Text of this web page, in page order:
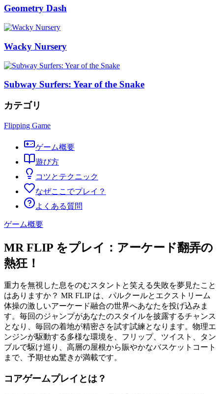
Geometry Dash
Wacky Nursery
Subway Surfers: Year of the Snake
カテゴリ
Flipping Game
ゲーム概要
遊び方
コツとテクニック
なぜここでプレイ？
よくある質問
ゲーム概要
MR FLIP をプレイ：アーケード翻弄の
熱狂！
重力を無視した息をのむスタントと笑える失敗を夢見たこと
はありますか？ MR FLIP は、パルクールとエクストリーム
体操の激しいアーケード融合の世界へあなたを投げ込みま
す。毎回のジャンプがあなたのスタイルを披露するチャンス
となり、毎回の着地が精密さを試す試練となります。物理エ
ンジンが駆動する多様な環境を、フリップ、ツイスト、タン
ブルで駆け巡り、高層の屋根から賑やかなバスケットコート
まで、予期せぬ驚きが満載です。
コアゲームプレイとは？